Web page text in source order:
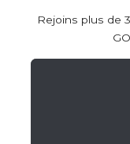
Rejoins plus de